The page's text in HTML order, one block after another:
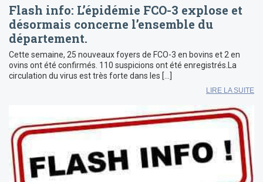
Flash info: L’épidémie FCO-3 explose et
désormais concerne l’ensemble du
département.
Cette semaine, 25 nouveaux foyers de FCO-3 en bovins et 2 en
ovins ont été confirmés. 110 suspicions ont été enregistrés.La
circulation du virus est très forte dans les […]
LIRE LA SUITE